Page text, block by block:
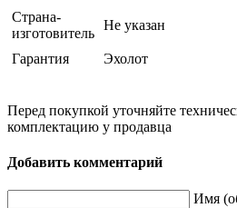
Страна-
изготовитель
Не указан
Гарантия Эхолот
Перед покупкой уточняйте
комплектацию у продавца
Добавить комментарий
Имя